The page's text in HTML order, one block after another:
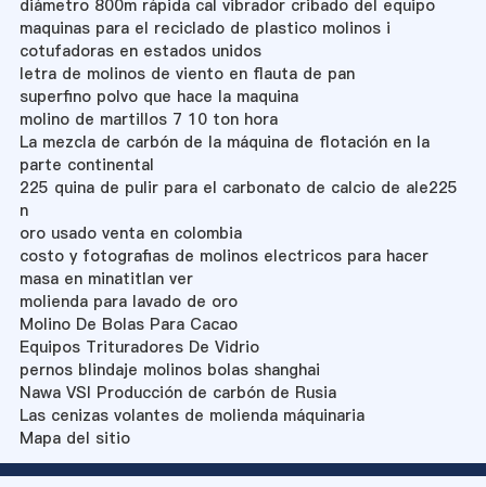
diámetro 800m rápida cal vibrador cribado del equipo
maquinas para el reciclado de plastico molinos i
cotufadoras en estados unidos
letra de molinos de viento en flauta de pan
superfino polvo que hace la maquina
molino de martillos 7 10 ton hora
La mezcla de carbón de la máquina de flotación en la
parte continental
225 quina de pulir para el carbonato de calcio de ale225
n
oro usado venta en colombia
costo y fotografias de molinos electricos para hacer
masa en minatitlan ver
molienda para lavado de oro
Molino De Bolas Para Cacao
Equipos Trituradores De Vidrio
pernos blindaje molinos bolas shanghai
Nawa VSI Producción de carbón de Rusia
Las cenizas volantes de molienda máquinaria
Mapa del sitio